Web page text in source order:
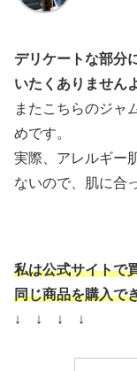
デリケートな部分
いたくありません
またこちらのジャ
めです。
実際、アレルギー
ないので、肌に合
私は公式サイトで
同じ商品を購入で
↓ ↓ ↓ ↓